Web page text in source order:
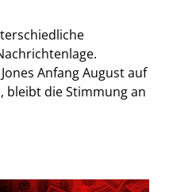
Anfang August auf
bleibt die Stimmung an